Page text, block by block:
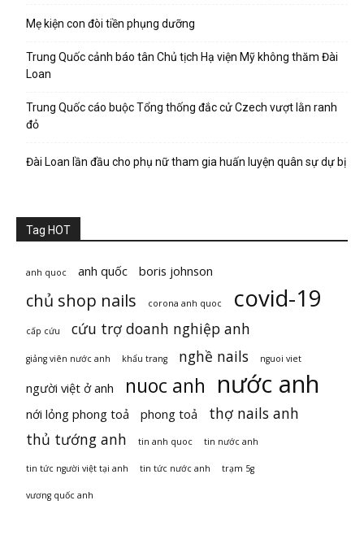
Mẹ kiện con đòi tiền phụng dưỡng
Trung Quốc cảnh báo tân Chủ tịch Hạ viện Mỹ không thăm Đài
Loan
Trung Quốc cáo buộc Tổng thống đắc cử Czech vượt lằn ranh
đỏ
Đài Loan lần đầu cho phụ nữ tham gia huấn luyện quân sự dự bị
Tag HOT
anh quoc anh quốc boris johnson
chủ shop nails corona anh quoc covid-19
cấp cứu cứu trợ doanh nghiệp anh
giảng viên nước anh khẩu trang nghề nails nguoi viet
người việt ở anh nuoc anh nước anh
nới lỏng phong toả phong toả
thợ nails anh
thủ tướng anh
tin anh quoc tin nước anh
tin tức người việt tại anh tin tức nước anh trạm 5g
vương quốc anh